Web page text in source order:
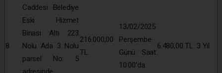
8
Caddesi Belediye
Eski Hizmet
Binası Altı 223
Nolu Ada 3 Nolu
parsel No: 5
216.000,00
TL
13/02/2025
Perşembe
Günü Saat
10:00’da
6.480,00 TL 3 Yıl